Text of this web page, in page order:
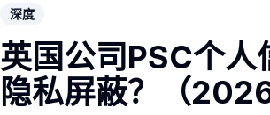
深度
英国公司PSC个人
隐私屏蔽？（2026